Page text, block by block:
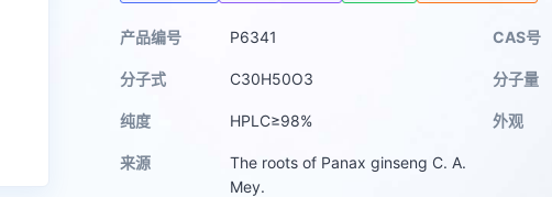
产品编号 P6341 CAS号
分子式 C30H50O3 分子量
纯度 HPLC≥98% 外观
来源
The roots of Panax ginseng C. A.
Mey.